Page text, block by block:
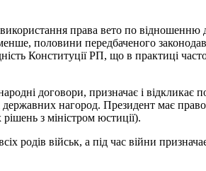
права вето по відношенню
половини передбаченого
Конституції РП, що в практиці
договори, призначає і відкликає
нагород. Президент має
з міністром юстиції).
родів військ, а під час війни